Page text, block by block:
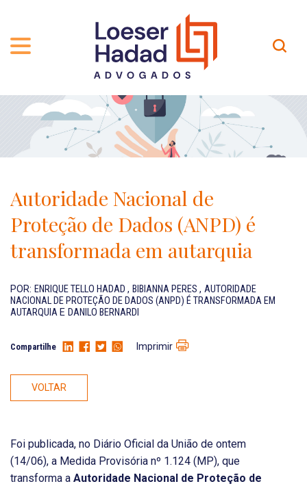
QUEM SOMOS
TRAJETÓRIA
INCLUSÃO E DIVERSIDADE
PRÊMIOS
NOSSA EQUIPE
ÁREAS DE ATUAÇÃO
PROFISSIONAIS
CARREIRA
Contato
Localização
Autoridade Nacional de
Proteção de Dados (ANPD) é
transformada em autarquia
POR: ENRIQUE TELLO HADAD , BIBIANNA PERES , AUTORIDADE
NACIONAL DE PROTEÇÃO DE DADOS (ANPD) É TRANSFORMADA EM
AUTARQUIA E DANILO BERNARDI
Compartilhe Imprimir
VOLTAR
Foi publicada, no Diário Oficial da União de ontem
(14/06), a Medida Provisória nº 1.124 (MP), que
transforma a Autoridade Nacional de Proteção de